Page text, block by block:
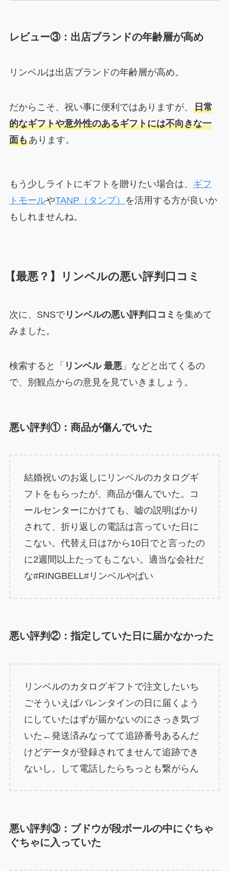
レビュー③：出店ブランドの年齢層が高め
リンベルは出店ブランドの年齢層が高め。
だからこそ、祝い事に便利ではありますが、 日常
的なギフトや意外性のあるギフトには不向きな一
面もあります。
もう少しライトにギフトを贈りたい場合は、 ギフ
トモールやTANP（タンプ）
を活用する方が良いか
もしれませんね。
【最悪？】リンベルの悪い評判口コミ
次に、SNSでリンベルの悪い評判口コミ を集めて
みました。
検索すると「 リンベル 最悪」などと出てくるの
で、別観点からの意見を見ていきましょう。
悪い評判①：商品が傷んでいた
結婚祝いのお返しにリンベルのカタログギ
フトをもらったが、商品が傷んでいた。コ
ールセンターにかけても、嘘の説明ばかり
されて、折り返しの電話は言っていた日に
こない。代替え日は7から10日でと言ったの
に2週間以上たってもこない。適当な会社だ
な#RINGBELL#リンベルやばい
悪い評判②：指定していた日に届かなかった
リンベルのカタログギフトで注文したいち
ごそういえばバレンタインの日に届くよう
にしていたはずが届かないのにさっき気づ
いた←発送済みなってて追跡番号あるんだ
けどデータが登録されてませんて追跡でき
ないし。して電話したらちっとも繋がらん
悪い評判③：ブドウが段ボールの中にぐちゃ
ぐちゃに入っていた